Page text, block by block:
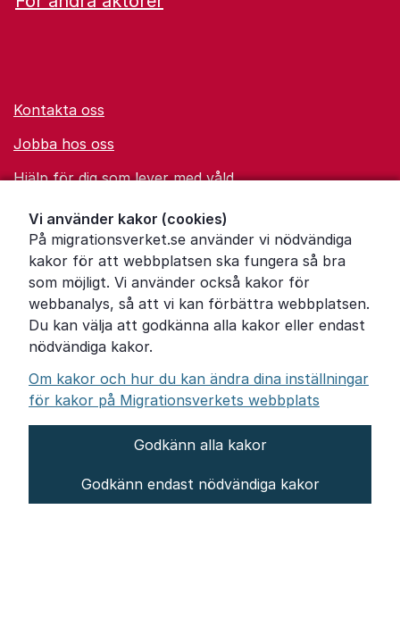
Vi använder kakor (cookies)
På migrationsverket.se använder vi nödvändiga
kakor för att webbplatsen ska fungera så bra
som möjligt. Vi använder också kakor för
webbanalys, så att vi kan förbättra webbplatsen.
Du kan välja att godkänna alla kakor eller endast
nödvändiga kakor.
Om kakor och hur du kan ändra dina inställningar
för kakor på Migrationsverkets webbplats
Godkänn alla kakor
Godkänn endast nödvändiga kakor
Kontakta oss
Jobba hos oss
Hjälp för dig som lever med våld
Ordförklaringar
Om Migrationsverket
Pressrum
Tillgänglighetsredogörelse
Other languages
Behandling av personuppgifter